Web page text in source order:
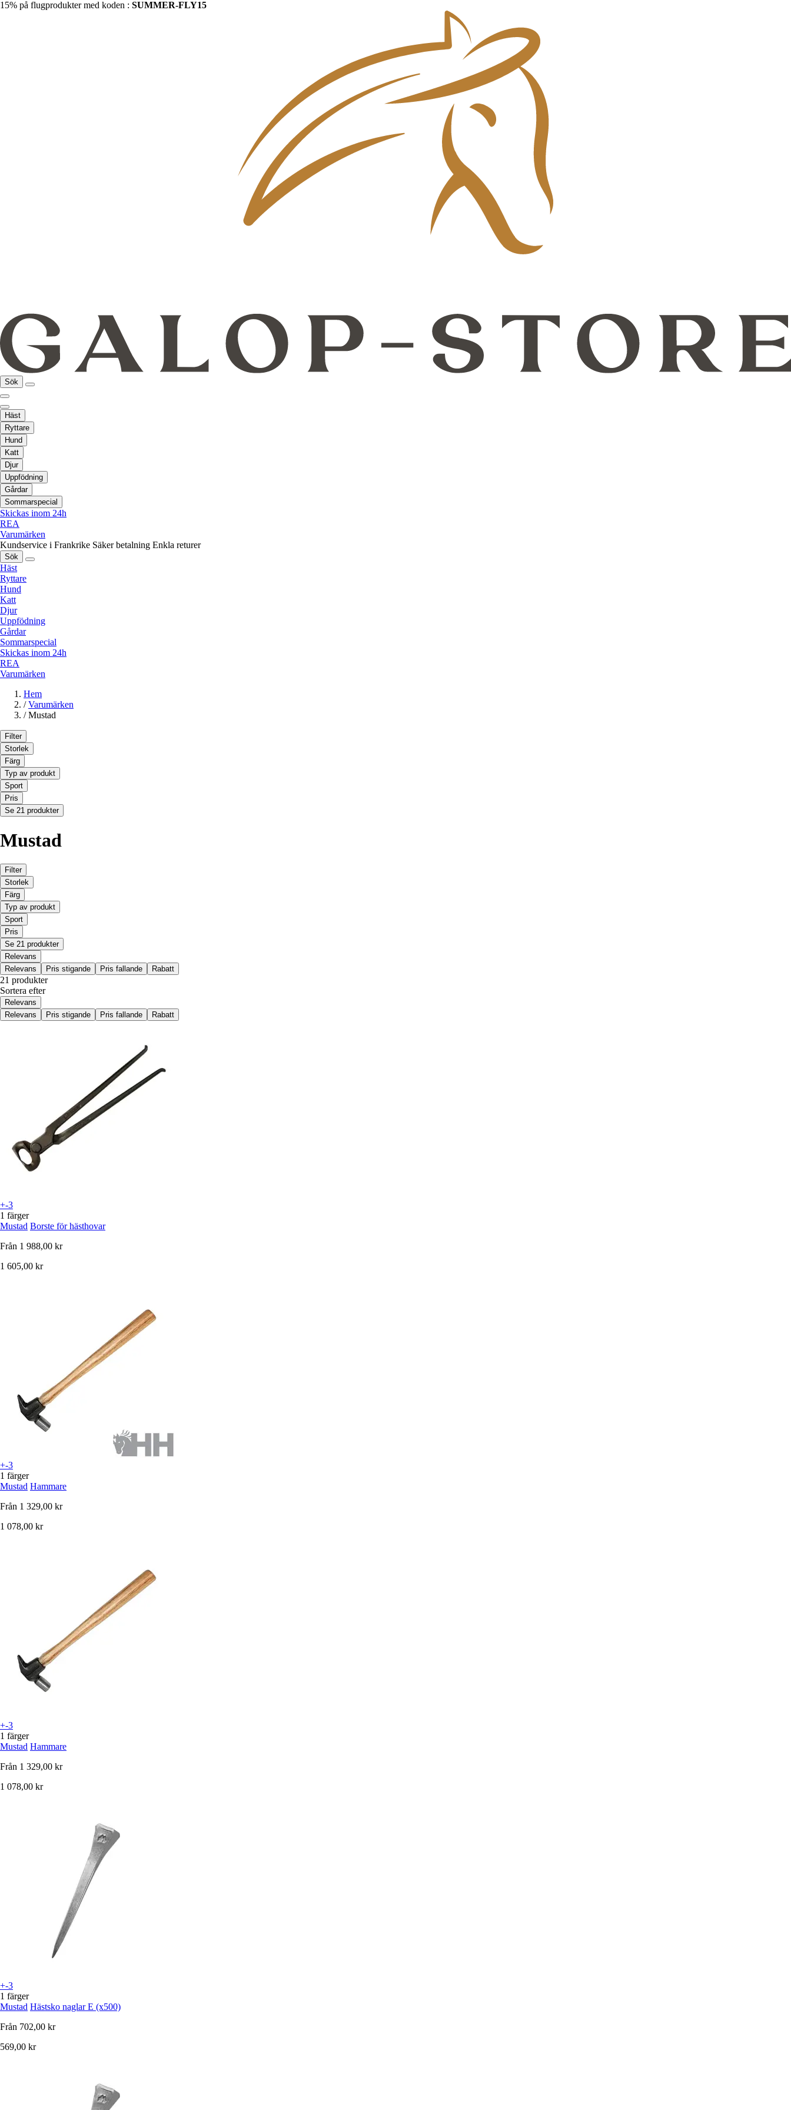
15% på flugprodukter med koden : SUMMER-FLY15
Sök
Häst
Ryttare
Hund
Katt
Djur
Uppfödning
Gårdar
Sommarspecial
Skickas inom 24h
REA
Varumärken
Kundservice i Frankrike Säker betalning Enkla returer
Sök
Häst
Ryttare
Hund
Katt
Djur
Uppfödning
Gårdar
Sommarspecial
Skickas inom 24h
REA
Varumärken
Hem
/ Varumärken
/ Mustad
Filter
Storlek
Färg
Typ av produkt
Sport
Pris
Se 21 produkter
Mustad
Filter
Storlek
Färg
Typ av produkt
Sport
Pris
Se 21 produkter
Relevans
Relevans
Pris stigande Pris fallande Rabatt
21 produkter
Sortera efter
Relevans
Relevans
Pris stigande Pris fallande Rabatt
+-3
1 färger
Mustad Borste för hästhovar
Från 1 988,00 kr
1 605,00 kr
+-3
1 färger
Mustad Hammare
Från 1 329,00 kr
1 078,00 kr
+-3
1 färger
Mustad Hammare
Från 1 329,00 kr
1 078,00 kr
+-3
1 färger
Mustad Hästsko naglar E (x500)
Från 702,00 kr
569,00 kr